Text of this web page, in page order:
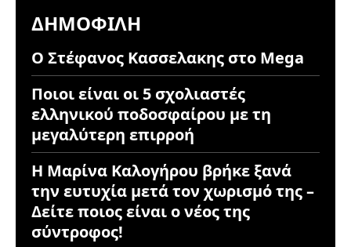
ΔΗΜΟΦΙΛΉ
Ο Στέφανος Κασσελακης στο Mega
Ποιοι είναι οι 5 σχολιαστές
ελληνικού ποδοσφαίρου με τη
μεγαλύτερη επιρροή
Η Μαρίνα Καλογήρου βρήκε ξανά
την ευτυχία μετά τον χωρισμό της –
Δείτε ποιος είναι ο νέος της
σύντροφος!